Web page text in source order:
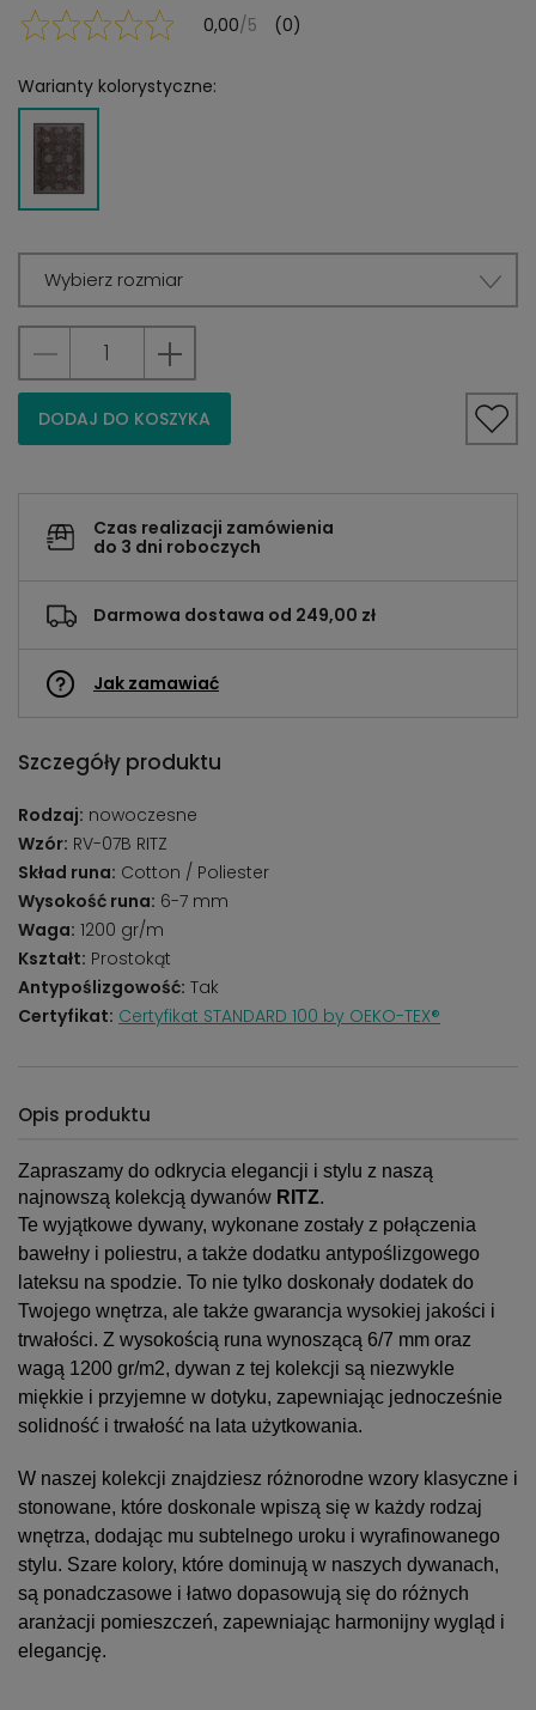
0,00/5 (0)
Warianty kolorystyczne:
Wybierz rozmiar
DODAJ DO KOSZYKA
Czas realizacji zamówienia
do 3 dni roboczych
Darmowa dostawa od 249,00 zł
Jak zamawiać
Szczegóły produktu
Rodzaj: nowoczesne
Wzór: RV-07B RITZ
Skład runa: Cotton / Poliester
Wysokość runa: 6-7 mm
Waga: 1200 gr/m
Kształt: Prostokąt
Antypoślizgowość: Tak
Certyfikat: Certyfikat STANDARD 100 by OEKO-TEX®
Opis produktu
Zapraszamy do odkrycia elegancji i stylu z naszą
najnowszą kolekcją dywanów RITZ.
Te wyjątkowe dywany, wykonane zostały z połączenia
bawełny i poliestru, a także dodatku antypoślizgowego
lateksu na spodzie. To nie tylko doskonały dodatek do
Twojego wnętrza, ale także gwarancja wysokiej jakości i
trwałości. Z wysokością runa wynoszącą 6/7 mm oraz
wagą 1200 gr/m2, dywan z tej kolekcji są niezwykle
miękkie i przyjemne w dotyku, zapewniając jednocześnie
solidność i trwałość na lata użytkowania.
W naszej kolekcji znajdziesz różnorodne wzory klasyczne i
stonowane, które doskonale wpiszą się w każdy rodzaj
wnętrza, dodając mu subtelnego uroku i wyrafinowanego
stylu. Szare kolory, które dominują w naszych dywanach,
są ponadczasowe i łatwo dopasowują się do różnych
aranżacji pomieszczeń, zapewniając harmonijny wygląd i
elegancję.